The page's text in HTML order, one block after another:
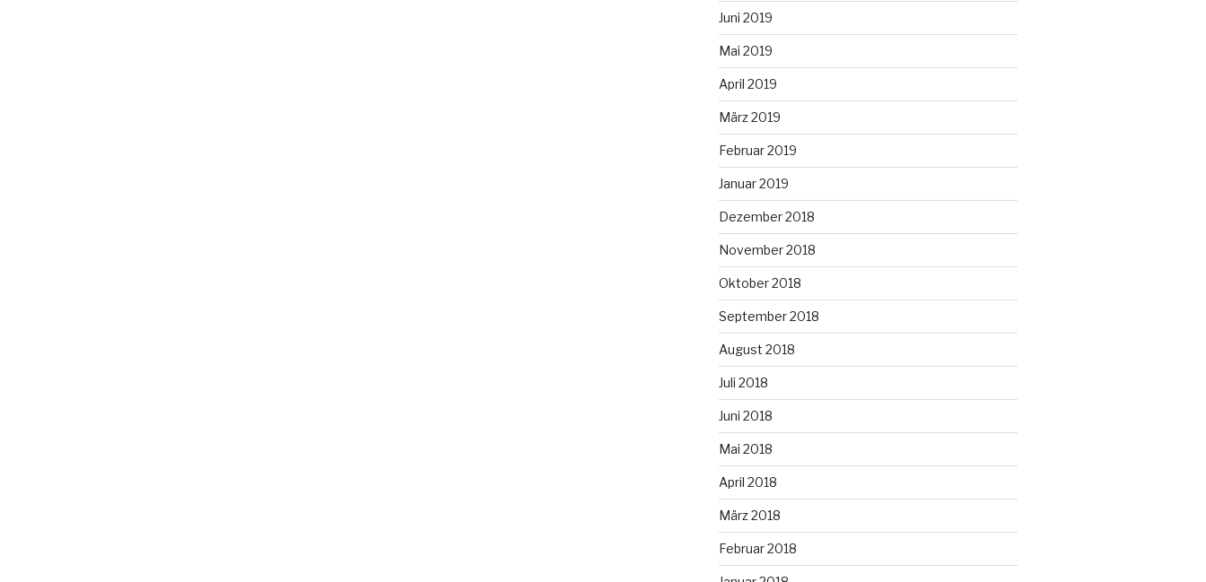
Juni 2019
Mai 2019
April 2019
März 2019
Februar 2019
Januar 2019
Dezember 2018
November 2018
Oktober 2018
September 2018
August 2018
Juli 2018
Juni 2018
Mai 2018
April 2018
März 2018
Februar 2018